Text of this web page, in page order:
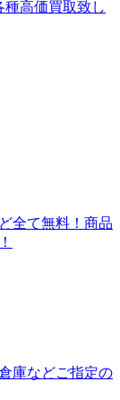
種高価買取致し
全て無料！商品
庫などご指定の